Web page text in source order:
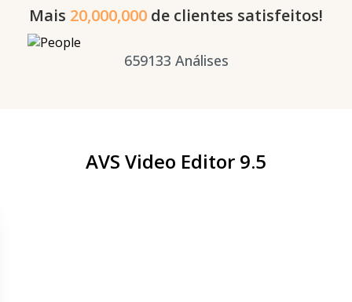
Mais 20,000,000 de clientes satisfeitos!
659133 Análises
AVS Video Editor 9.5